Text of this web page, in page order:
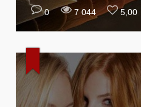
0 7 044 5,00